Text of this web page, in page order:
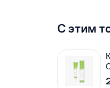
С этим